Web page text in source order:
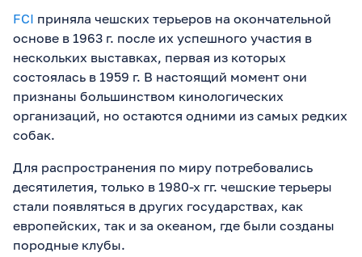
FCI приняла чешских терьеров на окончательной
основе в 1963 г. после их успешного участия в
нескольких выставках, первая из которых
состоялась в 1959 г. В настоящий момент они
признаны большинством кинологических
организаций, но остаются одними из самых редких
собак.
Для распространения по миру потребовались
десятилетия, только в 1980-х гг. чешские терьеры
стали появляться в других государствах, как
европейских, так и за океаном, где были созданы
породные клубы.